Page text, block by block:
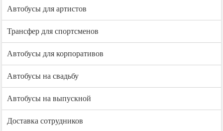
Автобусы для артистов
Трансфер для спортсменов
Автобусы для корпоративов
Автобусы на свадьбу
Автобусы на выпускной
Доставка сотрудников